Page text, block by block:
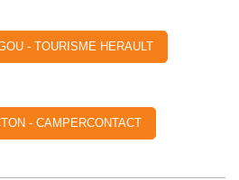
- TOURISME HERAULT
- CAMPERCONTACT